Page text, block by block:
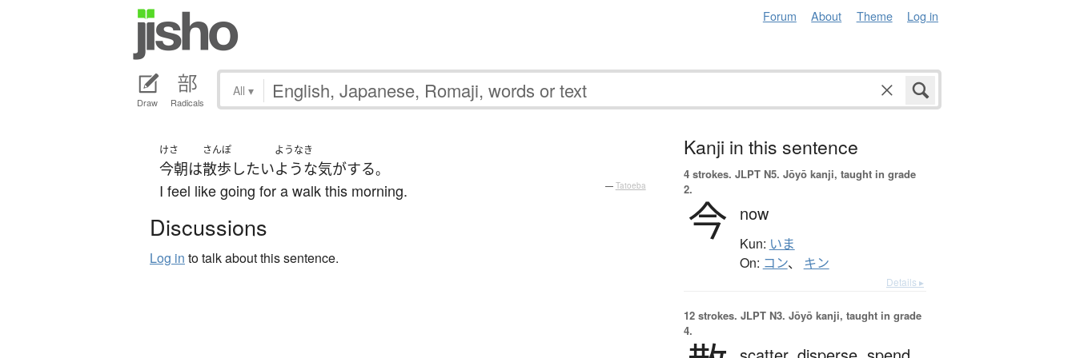
Forum About Theme Log in
Draw Radicals
All ▾
けさ
今朝は
さんぽ
散歩 したい
ようなき
ような気がする。
I feel like going for a walk this morning. — Tatoeba
Discussions
Log in to talk about this sentence.
Kanji in this sentence
4 strokes. JLPT N5. Jōyō kanji, taught in grade
2.
今 now
Kun: いま
On: コン、 キン
Details ▸
12 strokes. JLPT N3. Jōyō kanji, taught in grade
4.